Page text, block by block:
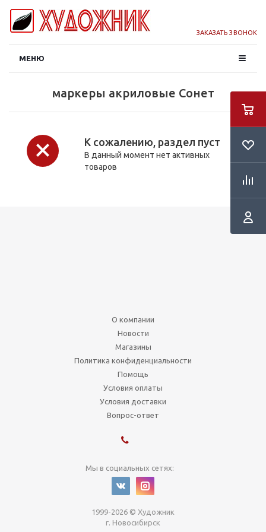
ЗАКАЗАТЬ ЗВОНОК
МЕНЮ
маркеры акриловые Сонет
К сожалению, раздел пуст
В данный момент нет активных
товаров
О компании
Новости
Магазины
Политика конфиденциальности
Помощь
Условия оплаты
Условия доставки
Вопрос-ответ
Мы в социальных сетях:
1999-2026 © Художник
г. Новосибирск